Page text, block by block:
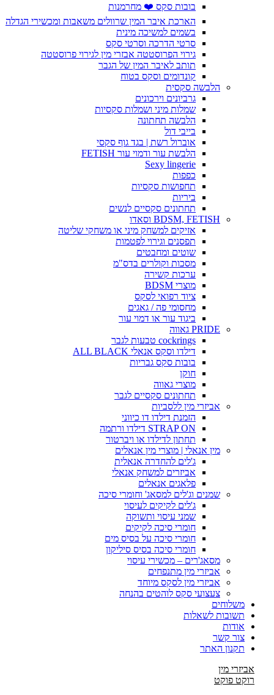
בובות סקס ❤️ מחרמנות
הארכת איבר המין שרוולים משאבות ומכשירי הגדלה
בשמים למשיכה מינית
סרטי הדרכה וסרטי סקס
גירוי הפרוסטטה אבזרי מין לגירוי פרוסטטה
תותב לאיבר המין של הגבר
קונדומים וסקס בטוח
הלבשה סקסית
גרביונים וירכונים
שמלות מיני ושמלות סקסיות
הלבשה תחתונה
בייבי דול
אוברול רשת | בגד גוף סקסי
הלבשת עור ודמוי עור FETISH
Sexy lingerie
כפפות
תחפושות סקסיות
ביריות
תחתונים סקסיים לנשים
BDSM, FETISH וסאדו
אזיקים למשחק מיני או משחקי שליטה
תפסנים וגירוי לפטמות
שוטים ומחבטים
מסכות וקולרים בדס"מ
ערכות קשירה
מוצרי BDSM
ציוד רפואי לסקס
מחסומי פה / גאגים
ביגוד עור או דמוי עור
PRIDE גאווה
cockrings טבעות לגבר
דילדו וסקס אנאלי ALL BLACK
בובות סקס גבריות
חוקן
מוצרי גאווה
תחתונים סקסיים לגבר
אביזרי מין ללסביות
הזמנת דילדו דו כיווני
STRAP ON דילדו ורתמה
תחתון לדילדו או ויברטור
מין אנאלי | מוצרי מין אנאלים
ג'לים להחדרה אנאלית
אביזרים למשחק אנאלי
פלאגים אנאלים
שמנים וג'לים למסאג' וחומרי סיכה
ג'לים לקיקים לעיסוי
שמני עיסוי ותשוקה
חומרי סיכה לקיקים
חומרי סיכה על בסיס מים
חומרי סיכה בסיס סיליקון
מסאג'רים – מכשירי עיסוי
אביזרי מין מתנפחים
אביזרי מין לסקס מיוחד
צעצועי סקס לוהטים בהנחה
משלוחים
תשובות לשאלות
אודות
צור קשר
תקנון האתר
אביזרי מין
רוקט פוקט